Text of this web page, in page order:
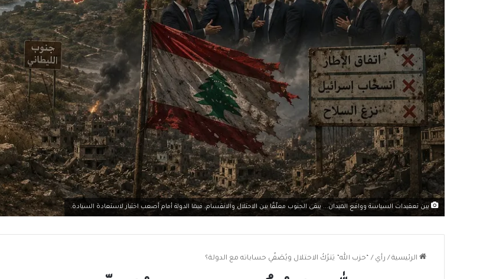
بين تعقيدات السياسة وواقع الميدان... يبقى الجنوب معلّقًا بين الاحتلال والانقسام، فيما الدولة أمام أصعب اختبار لاستعادة السيادة.
الرئيسية / رأي / “حزب الله” يَترُكُ الاحتلال ويُصَفّي حساباته مع الدولة؟